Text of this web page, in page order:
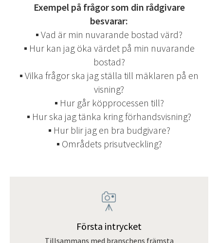
Exempel på frågor som din rådgivare
besvarar:
▪ Vad är min nuvarande bostad värd?
▪ Hur kan jag öka värdet på min nuvarande
bostad?
▪ Vilka frågor ska jag ställa till mäklaren på en
visning?
▪ Hur går köpprocessen till?
▪ Hur ska jag tänka kring förhandsvisning?
▪ Hur blir jag en bra budgivare?
▪ Områdets prisutveckling?
Första intrycket
Tillsammans med branschens främsta